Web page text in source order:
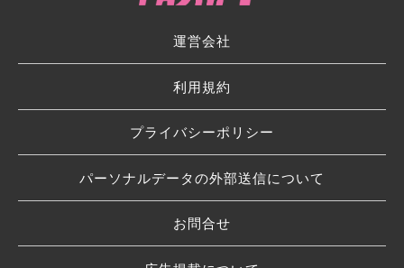
運営会社
利用規約
プライバシーポリシー
パーソナルデータの外部送信について
お問合せ